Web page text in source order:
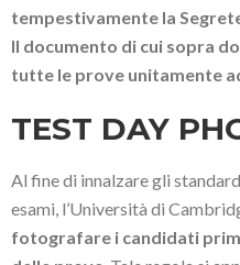
tempestivamente la
Il documento di cui sopra
tutte le prove unitamente
TEST DAY
Al fine di innalzare gli
esami, l’Università di
fotografare i candidati